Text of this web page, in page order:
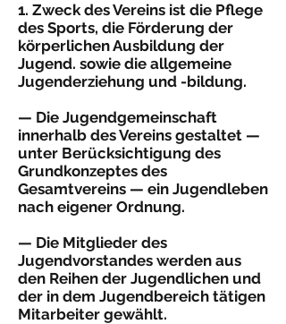
1. Zweck des Vereins ist die Pflege
des Sports, die Förderung der
körperlichen Ausbildung der
Jugend. sowie die allgemeine
Jugenderziehung und -bildung.
— Die Jugendgemeinschaft
innerhalb des Vereins gestaltet —
unter Berücksichtigung des
Grundkonzeptes des
Gesamtvereins — ein Jugendleben
nach eigener Ordnung.
— Die Mitglieder des
Jugendvorstandes werden aus
den Reihen der Jugendlichen und
der in dem Jugendbereich tätigen
Mitarbeiter gewählt.